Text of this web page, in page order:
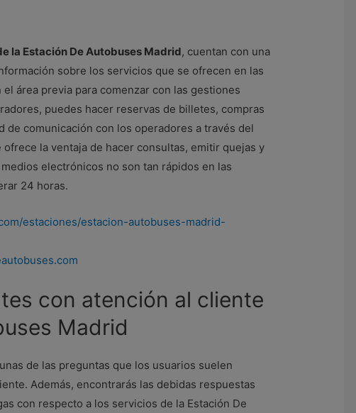
la Estación De Autobuses Madrid, cuentan con una
sobre los servicios que se ofrecen en las
área previa para comenzar con las gestiones
puedes hacer reservas de billetes, compras
de comunicación con los operadores a través del
la ventaja de hacer consultas, emitir quejas y
electrónicos no son tan rápidos en las
24 horas.
estaciones/estacion-autobuses-madrid-
con atención al cliente
Madrid
de las preguntas que los usuarios suelen
Además, encontrarás las debidas respuestas
con respecto a los servicios de la Estación De